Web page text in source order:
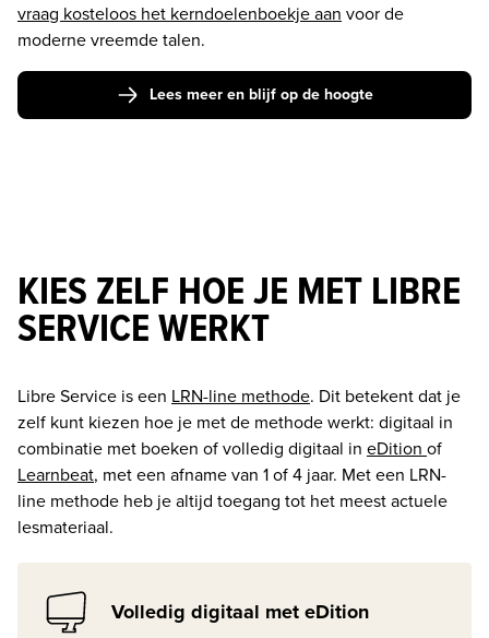
vraag kosteloos het kerndoelenboekje aan voor de
moderne vreemde talen.
Lees meer en blijf op de hoogte
KIES ZELF HOE JE MET LIBRE
SERVICE WERKT
Libre Service is een LRN-line methode. Dit betekent dat je
zelf kunt kiezen hoe je met de methode werkt: digitaal in
combinatie met boeken of volledig digitaal in eDition
Learnbeat, met een afname van 1 of 4 jaar. Met een LRN-
line methode heb je altijd toegang tot het meest actuele
lesmateriaal.
Volledig digitaal met eDition